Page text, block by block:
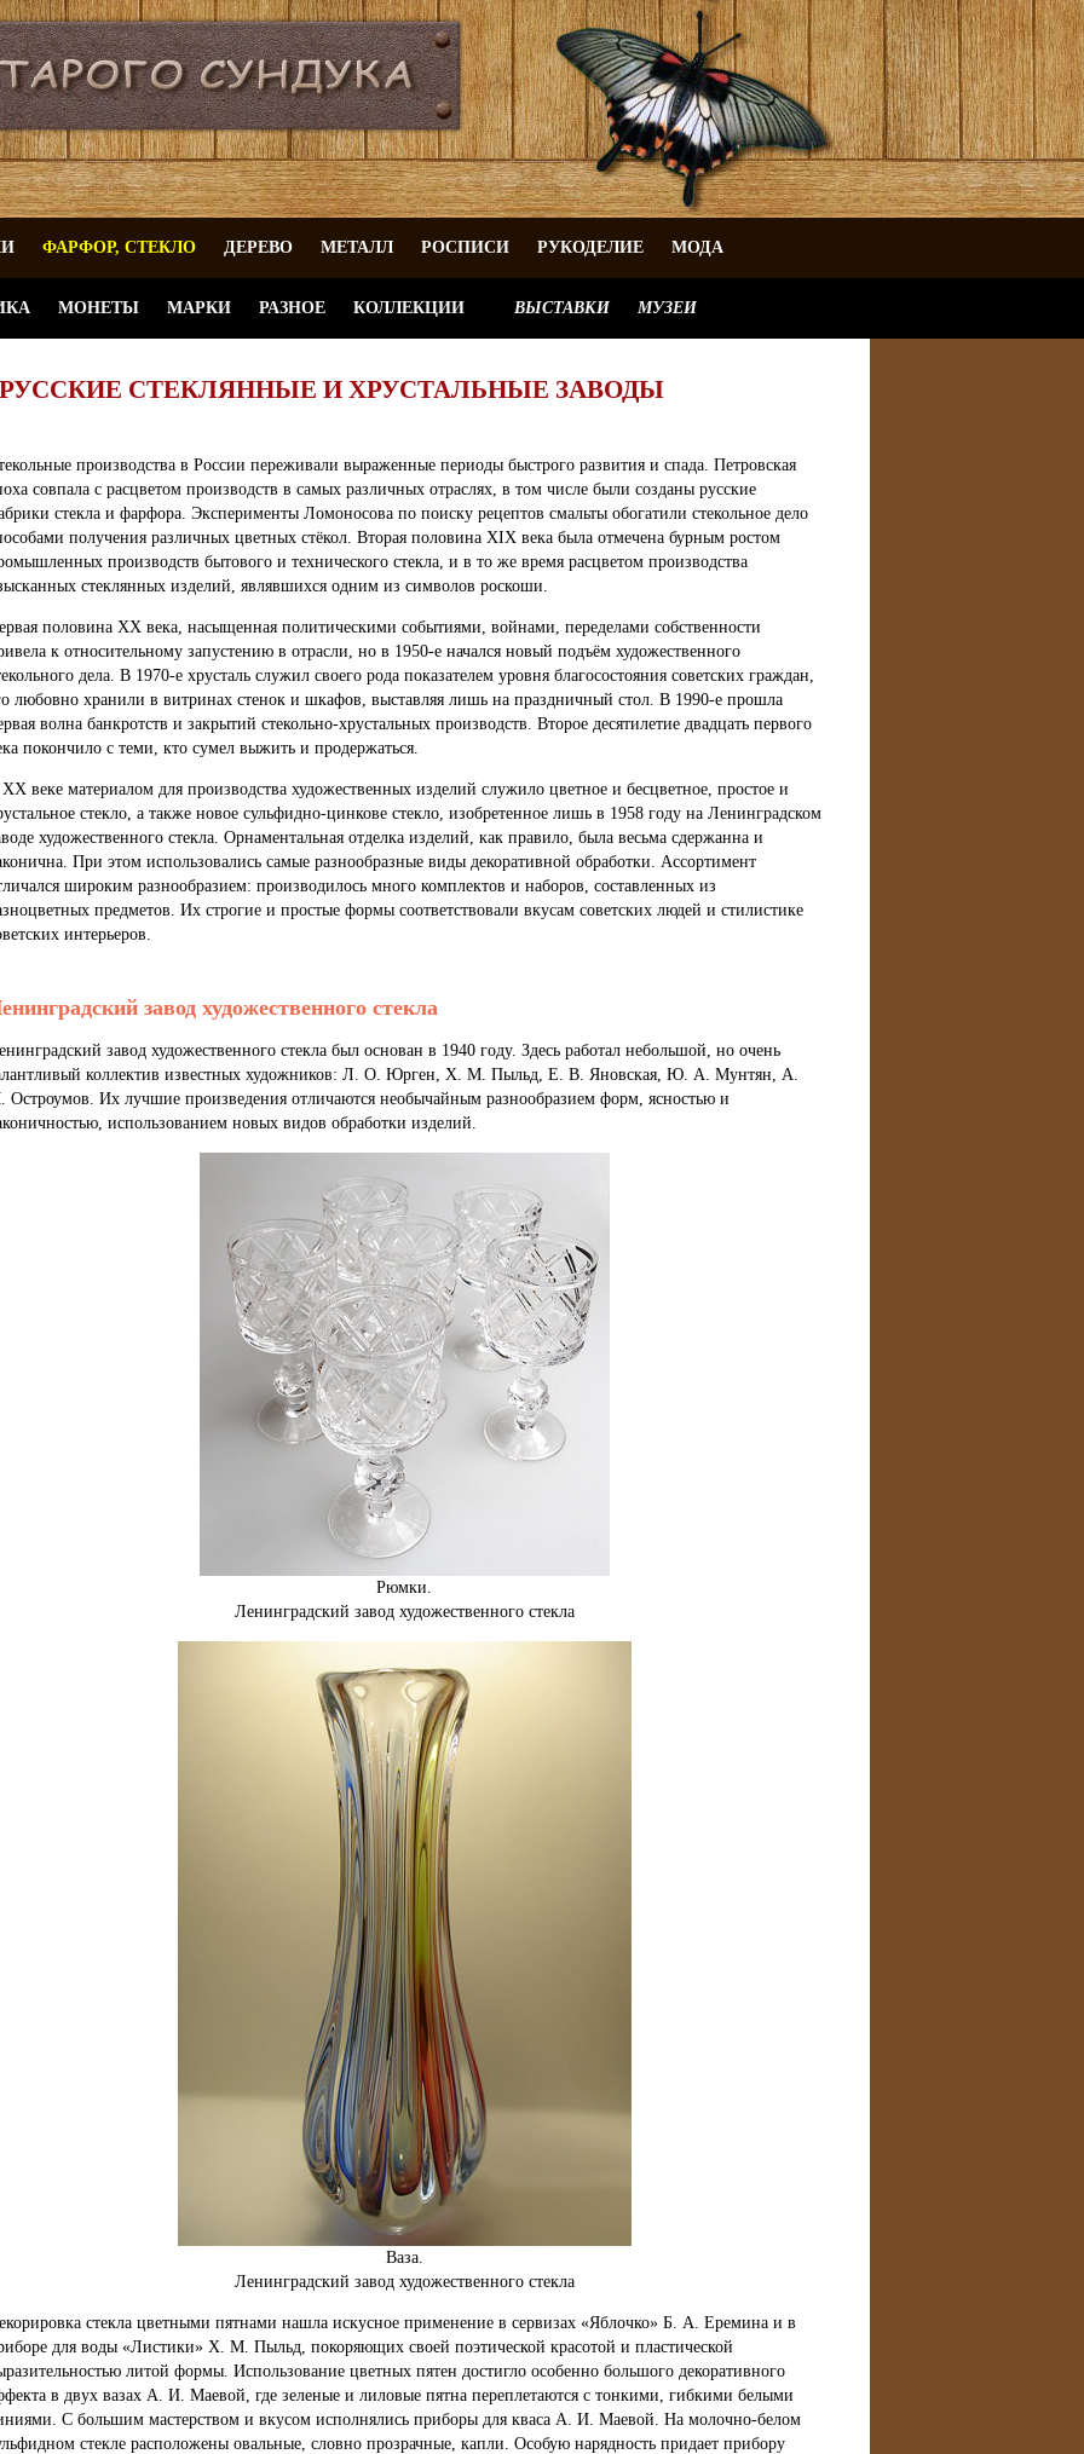
ФАРФОР, СТЕКЛО ДЕРЕВО МЕТАЛЛ РОСПИСИ РУКОДЕЛИЕ МОДА
МОНЕТЫ МАРКИ РАЗНОЕ КОЛЛЕКЦИИ ВЫСТАВКИ МУЗЕИ
РУССКИЕ СТЕКЛЯННЫЕ И ХРУСТАЛЬНЫЕ ЗАВОДЫ
производства в России переживали выраженные периоды быстрого развития и спада. Петровская
совпала с расцветом производств в самых различных отраслях, в том числе были созданы русские
стекла и фарфора. Эксперименты Ломоносова по поиску рецептов смальты обогатили стекольное дело
получения различных цветных стёкол. Вторая половина XIX века была отмечена бурным ростом
производств бытового и технического стекла, и в то же время расцветом производства
стеклянных изделий, являвшихся одним из символов роскоши.
половина XX века, насыщенная политическими событиями, войнами, переделами собственности
к относительному запустению в отрасли, но в 1950-е начался новый подъём художественного
дела. В 1970-е хрусталь служил своего рода показателем уровня благосостояния советских граждан,
любовно хранили в витринах стенок и шкафов, выставляя лишь на праздничный стол. В 1990-е прошла
волна банкротств и закрытий стекольно-хрустальных производств. Второе десятилетие двадцать первого
покончило с теми, кто сумел выжить и продержаться.
веке материалом для производства художественных изделий служило цветное и бесцветное, простое и
стекло, а также новое сульфидно-цинкове стекло, изобретенное лишь в 1958 году на Ленинградском
художественного стекла. Орнаментальная отделка изделий, как правило, была весьма сдержанна и
При этом использовались самые разнообразные виды декоративной обработки. Ассортимент
широким разнообразием: производилось много комплектов и наборов, составленных из
предметов. Их строгие и простые формы соответствовали вкусам советских людей и стилистике
интерьеров.
завод художественного стекла
завод художественного стекла был основан в 1940 году. Здесь работал небольшой, но очень
коллектив известных художников: Л. О. Юрген, Х. М. Пыльд, Е. В. Яновская, Ю. А. Мунтян, А.
Остроумов. Их лучшие произведения отличаются необычайным разнообразием форм, ясностью и
использованием новых видов обработки изделий.
Рюмки.
Ленинградский завод художественного стекла
Ваза.
Ленинградский завод художественного стекла
стекла цветными пятнами нашла искусное применение в сервизах «Яблочко» Б. А. Еремина и в
для воды «Листики» Х. М. Пыльд, покоряющих своей поэтической красотой и пластической
литой формы. Использование цветных пятен достигло особенно большого декоративного
в двух вазах А. И. Маевой, где зеленые и лиловые пятна переплетаются с тонкими, гибкими белыми
С большим мастерством и вкусом исполнялись приборы для кваса А. И. Маевой. На молочно-белом
стекле расположены овальные, словно прозрачные, капли. Особую нарядность придает прибору